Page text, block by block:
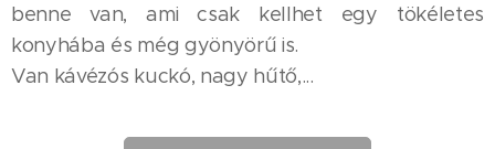
benne van, ami csak kellhet egy tökéletes
konyhába és még gyönyörű is. 😍😊
Van kávézós kuckó, nagy hűtő,...